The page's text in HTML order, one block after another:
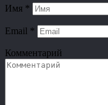
Имя *
Email *
Комментарий